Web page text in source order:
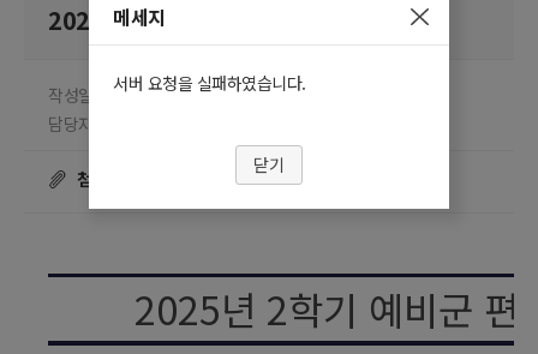
2025년 2학기 예비군 편성(전입) 안내
작성일 2025.06.23
담당부서 병무지원팀
담당자 이원진
첨부파일
2025년 2학기 예비군 편
메세지
서버 요청을 실패하였습니다.
닫기